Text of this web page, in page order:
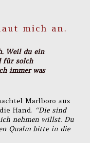
mich an.
Weil du ein
für solch
immer was
Marlboro aus
Hand. “Die sind
nehmen willst. Du
Qualm bitte in die